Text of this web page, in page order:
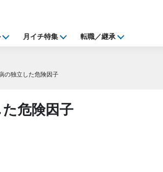
月イチ特集 転職／継承
の独立した危険因子
危険因子